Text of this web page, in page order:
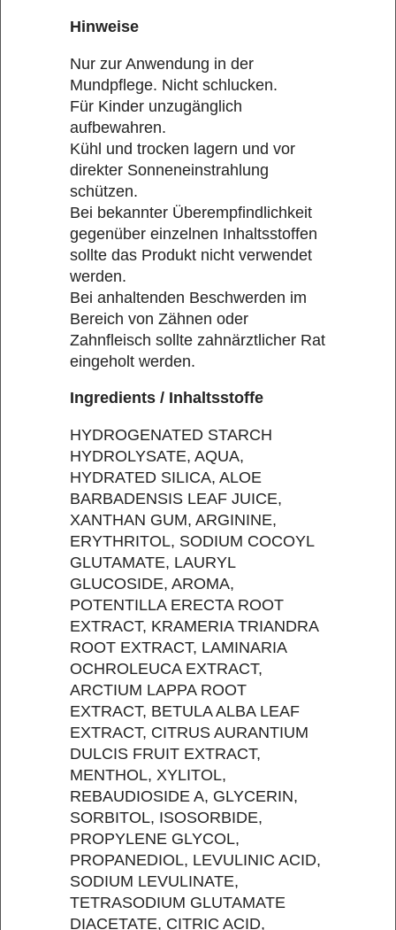
Hinweise
Nur zur Anwendung in der
Mundpflege. Nicht schlucken.
Für Kinder unzugänglich
aufbewahren.
Kühl und trocken lagern und vor
direkter Sonneneinstrahlung
schützen.
Bei bekannter Überempfindlichkeit
gegenüber einzelnen Inhaltsstoffen
sollte das Produkt nicht verwendet
werden.
Bei anhaltenden Beschwerden im
Bereich von Zähnen oder
Zahnfleisch sollte zahnärztlicher Rat
eingeholt werden.
Ingredients / Inhaltsstoffe
HYDROGENATED STARCH
HYDROLYSATE, AQUA,
HYDRATED SILICA, ALOE
BARBADENSIS LEAF JUICE,
XANTHAN GUM, ARGININE,
ERYTHRITOL, SODIUM COCOYL
GLUTAMATE, LAURYL
GLUCOSIDE, AROMA,
POTENTILLA ERECTA ROOT
EXTRACT, KRAMERIA TRIANDRA
ROOT EXTRACT, LAMINARIA
OCHROLEUCA EXTRACT,
ARCTIUM LAPPA ROOT
EXTRACT, BETULA ALBA LEAF
EXTRACT, CITRUS AURANTIUM
DULCIS FRUIT EXTRACT,
MENTHOL, XYLITOL,
REBAUDIOSIDE A, GLYCERIN,
SORBITOL, ISOSORBIDE,
PROPYLENE GLYCOL,
PROPANEDIOL, LEVULINIC ACID,
SODIUM LEVULINATE,
TETRASODIUM GLUTAMATE
DIACETATE, CITRIC ACID,